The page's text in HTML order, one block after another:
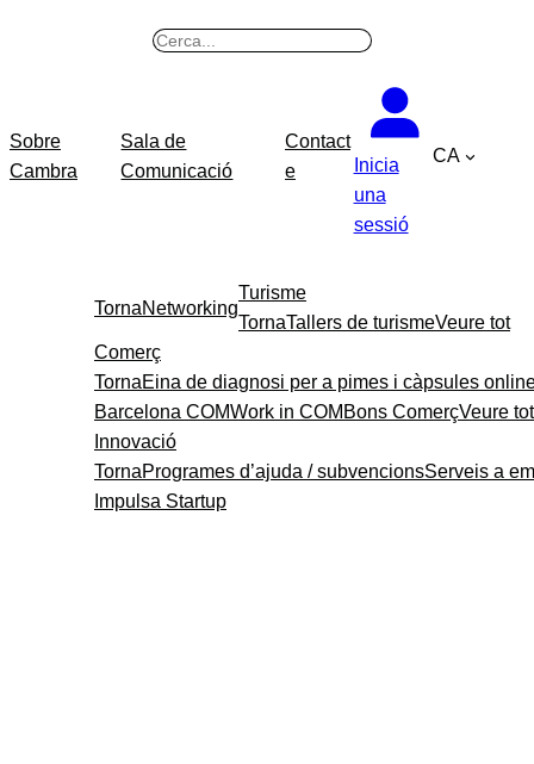
B
Sobre
Cambra
Sala de
Comunicació
Contact
e
Inicia
una
sessió
CA
TornaNetworking
Turisme
TornaTallers de turismeVeure tot
Comerç
TornaEina de diagnosi per a pimes i càpsules
Barcelona COMWork in COM Bons ComerçVeure tot
Innovació
TornaProgrames d’ajuda / subvencionsServeis a
Impulsa Startup